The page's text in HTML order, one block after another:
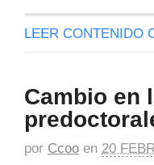
LEER CONTENIDO
Cambio en
por Ccoo en 20